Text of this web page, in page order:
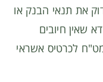
את תנאי הבנק או
שאין חיובים
לכרטיס אשראי